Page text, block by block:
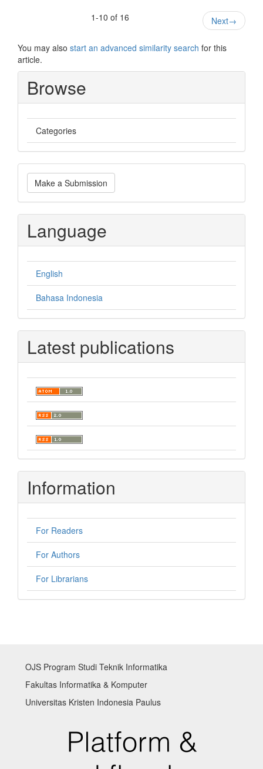
1-10 of 16
Next→
You may also start an advanced similarity search for this
article.
Browse
Categories
Make
a
Submission
Make a Submission
Language
English
Bahasa Indonesia
Latest publications
Information
For Readers
For Authors
For Librarians
OJS Program Studi Teknik Informatika
Fakultas Informatika & Komputer
Universitas Kristen Indonesia Paulus